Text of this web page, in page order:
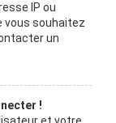
IP ou
vous souhaitez
un
!